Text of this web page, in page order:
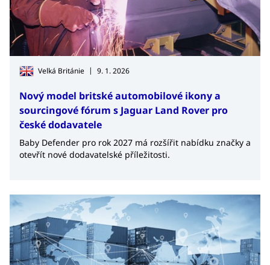
Velká Británie | 9. 1. 2026
Nový model britské automobilové ikony a
sourcingové fórum s Jaguar Land Rover pro
české dodavatele
Baby Defender pro rok 2027 má rozšířit nabídku značky a
otevřít nové dodavatelské příležitosti.